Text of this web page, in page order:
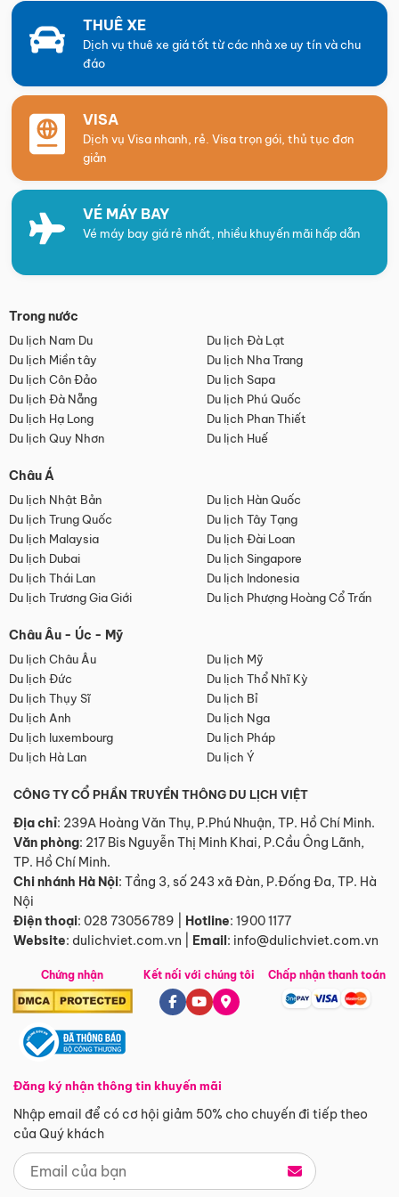
THUÊ XE
Dịch vụ thuê xe giá tốt từ các nhà xe uy tín và chu
đáo
VISA
Dịch vụ Visa nhanh, rẻ. Visa trọn gói, thủ tục đơn
giản
VÉ MÁY BAY
Vé máy bay giá rẻ nhất, nhiều khuyến mãi hấp dẫn
Trong nước
Du lịch Nam Du
Du lịch Đà Lạt
Du lịch Miền tây
Du lịch Nha Trang
Du lịch Côn Đảo
Du lịch Sapa
Du lịch Đà Nẵng
Du lịch Phú Quốc
Du lịch Hạ Long
Du lịch Phan Thiết
Du lịch Quy Nhơn
Du lịch Huế
Châu Á
Du lịch Nhật Bản
Du lịch Hàn Quốc
Du lịch Trung Quốc
Du lịch Tây Tạng
Du lịch Malaysia
Du lịch Đài Loan
Du lịch Dubai
Du lịch Singapore
Du lịch Thái Lan
Du lịch Indonesia
Du lịch Trương Gia Giới
Du lịch Phượng Hoàng Cổ Trấn
Châu Âu - Úc - Mỹ
Du lịch Châu Âu
Du lịch Mỹ
Du lịch Đức
Du lịch Thổ Nhĩ Kỳ
Du lịch Thụy Sĩ
Du lịch Bỉ
Du lịch Anh
Du lịch Nga
Du lịch luxembourg
Du lịch Pháp
Du lịch Hà Lan
Du lịch Ý
CÔNG TY CỔ PHẦN TRUYỀN THÔNG DU LỊCH VIỆT
Địa chỉ: 239A Hoàng Văn Thụ, P.Phú Nhuận, TP. Hồ Chí Minh.
Văn phòng: 217 Bis Nguyễn Thị Minh Khai, P.Cầu Ông Lãnh,
TP. Hồ Chí Minh.
Chi nhánh Hà Nội: Tầng 3, số 243 xã Đàn, P.Đống Đa, TP. Hà
Nội
Điện thoại: 028 73056789 Hotline: 1900 1177
Website: dulichviet.com.vn Email: info@dulichviet.com.vn
Chứng nhận
Đăng ký nhận thông tin khuyến mãi
Nhập email để có cơ hội giảm 50% cho chuyến đi tiếp theo
của Quý khách
Kết nối với chúng tôi Chấp nhận thanh toán